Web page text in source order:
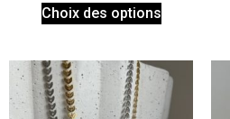
Choix des options